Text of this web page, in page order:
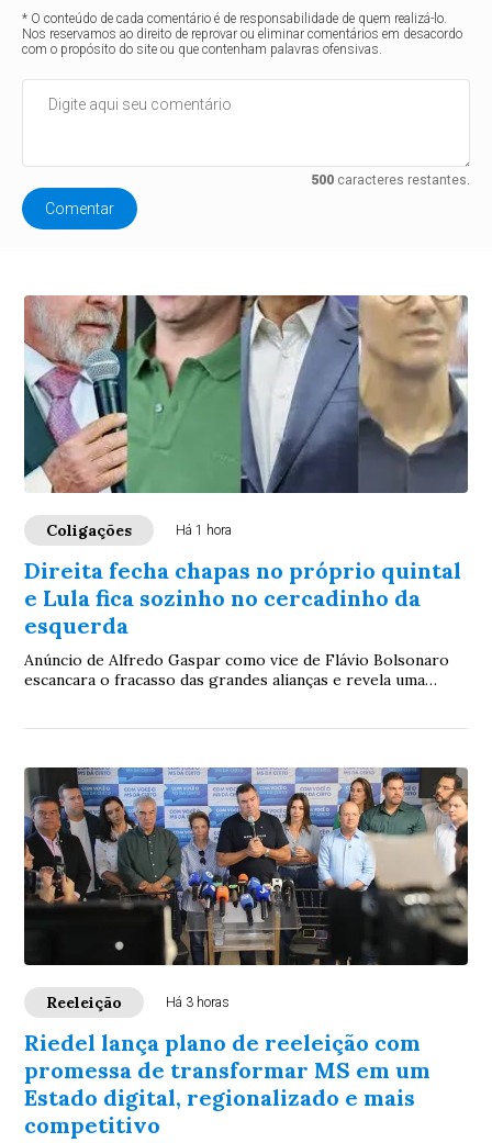
* O conteúdo de cada comentário é de responsabilidade de quem realizá-lo.
Nos reservamos ao direito de reprovar ou eliminar comentários em desacordo
com o propósito do site ou que contenham palavras ofensivas.
500caracteres restantes.
Comentar
Coligações Há 1 hora
Direita fecha chapas no próprio quintal
e Lula fica sozinho no cercadinho da
esquerda
Anúncio de Alfredo Gaspar como vice de Flávio Bolsonaro
escancara o fracasso das grandes alianças e revela uma
Reeleição Há 3 horas
Riedel lança plano de reeleição com
promessa de transformar MS em um
Estado digital, regionalizado e mais
competitivo